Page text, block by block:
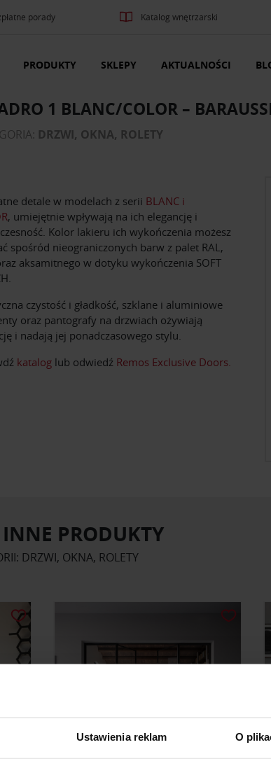
Ustawienia reklam O
porady Katalog wnętrzarski
PRODUKTY SKLEPY AKTUALNOŚCI
1 BLANC/COLOR –
DRZWI, OKNA, ROLETY
detale w modelach z serii BLANC i
, umiejętnie wpływają na ich elegancję i
Kolor lakieru ich wykończenia możesz
spośród nieograniczonych barw z palet RAL,
aksamitnego w dotyku wykończenia SOFT
czystość i gładkość, szklane i aluminiowe
oraz pantografy na drzwiach ożywiają
i nadają jej ponadczasowego stylu.
katalog lub odwiedź Remos Exclusive Doors.
PRODUKTY
DRZWI, OKNA, ROLETY